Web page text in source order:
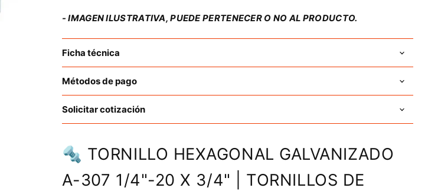
- IMAGEN ILUSTRATIVA, PUEDE PERTENECER O NO AL PRODUCTO.
Ficha técnica
Métodos de pago
Solicitar cotización
🔩 TORNILLO HEXAGONAL GALVANIZADO
A-307 1/4"-20 X 3/4" | TORNILLOS DE